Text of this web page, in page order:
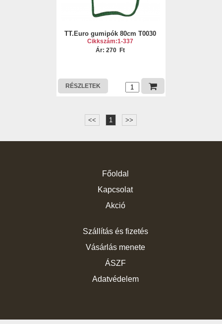
TT.Euro gumipók 80cm T0030
Cikkszám:1-337
Ár: 270 Ft
RÉSZLETEK
<< 1 >>
Főoldal
Kapcsolat
Akció
Szállítás és fizetés
Vásárlás menete
ÁSZF
Adatvédelem